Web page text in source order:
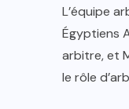
L’équipe
Égyptiens
arbitre, et
le rôle